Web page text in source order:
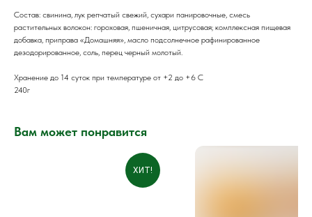
Состав: свинина, лук репчатый свежий, сухари панировочные, смесь
растительных волокон: гороховая, пшеничная, цитрусовая; комплексная пищевая
добавка, приправа «Домашняя», масло подсолнечное рафинированное
дезодорированное, соль, перец черный молотый.
Хранение до 14 суток при температуре от +2 до +6 С
240г
Вам может понравится
ХИТ!